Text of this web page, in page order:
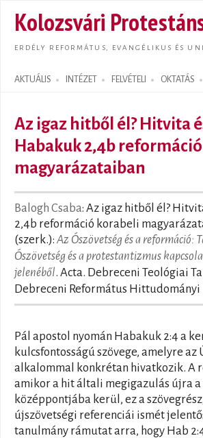
Kolozsvári
ERDÉLY REFORMÁTUS, EVANGÉLIKUS ÉS
AKTUÁLIS INTÉZET FELVÉTELI OKTATÁS
Search form
Az igaz hitből él? Hitvita
Habakuk 2,4b
magyarázataiban
Balogh Csaba: Az igaz hitből él?
2,4b reformáció korabeli
(szerk.): Az Ószövetség és a
Ószövetség és a protestantizmus
jelenéből. Acta. Debreceni Teológiai
Debreceni Református Hittudományi
Pál apostol nyomán Habakuk 2:4 a
kulcsfontosságú szövege, amelyre az
alkalommal konkrétan hivatkozik. A
amikor a hit általi megigazulás újra
középpontjába kerül, ez a
újszövetségi referenciái ismét
tanulmány rámutat arra, hogy Hab